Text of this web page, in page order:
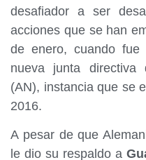
desafiador a ser
acciones que se han
de enero, cuando fue
nueva junta
(AN), instancia que se
2016.
A pesar de que
le dio su respaldo a